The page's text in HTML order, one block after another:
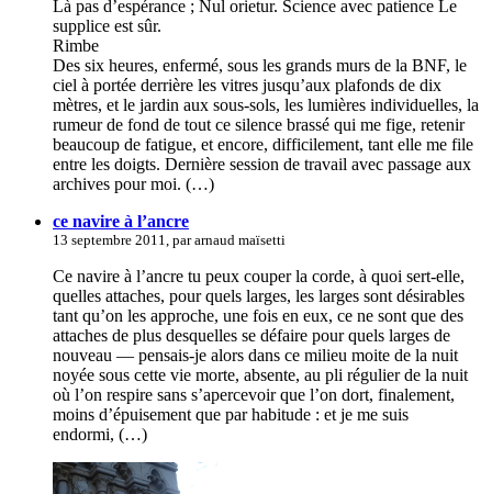
Là pas d’espérance ; Nul orietur. Science avec patience Le
supplice est sûr.
Rimbe
Des six heures, enfermé, sous les grands murs de la BNF, le
ciel à portée derrière les vitres jusqu’aux plafonds de dix
mètres, et le jardin aux sous-sols, les lumières individuelles, la
rumeur de fond de tout ce silence brassé qui me fige, retenir
beaucoup de fatigue, et encore, difficilement, tant elle me file
entre les doigts. Dernière session de travail avec passage aux
archives pour moi. (…)
ce navire à l’ancre
13 septembre 2011, par arnaud maïsetti
Ce navire à l’ancre tu peux couper la corde, à quoi sert-elle,
quelles attaches, pour quels larges, les larges sont désirables
tant qu’on les approche, une fois en eux, ce ne sont que des
attaches de plus desquelles se défaire pour quels larges de
nouveau — pensais-je alors dans ce milieu moite de la nuit
noyée sous cette vie morte, absente, au pli régulier de la nuit
où l’on respire sans s’apercevoir que l’on dort, finalement,
moins d’épuisement que par habitude : et je me suis
endormi, (…)